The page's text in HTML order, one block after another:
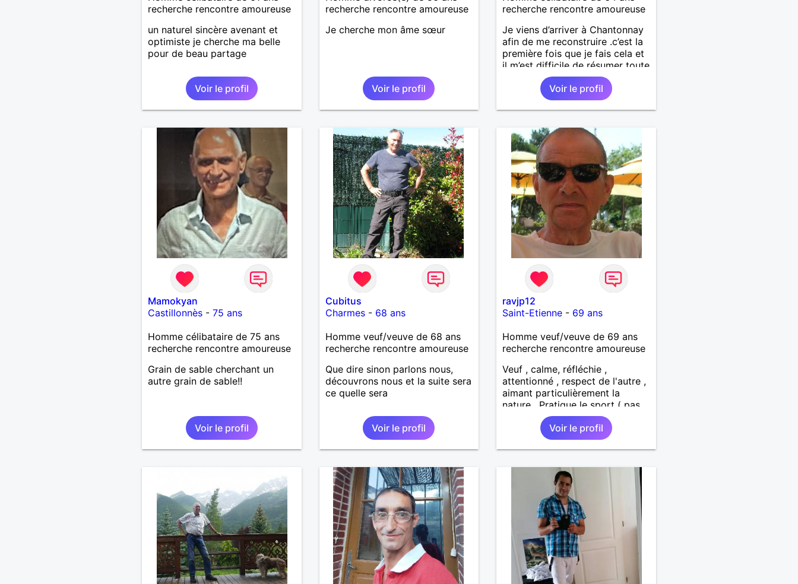
recherche rencontre amoureuse
un naturel sincère avenant et
optimiste je cherche ma belle
pour de beau partage
Voir le profil
recherche rencontre amoureuse
Je cherche mon âme sœur
Voir le profil
recherche rencontre amoureuse
Je viens d’arriver à Chantonnay
afin de me reconstruire .c’est la
première fois que je fais cela et
il m’est difficile de résumer toute
une vie.je suis à la retraite et
aujourd’hui c’est mon
anniversaire !J’aimerais
rencontrer quelqu’un qui partage
quelqu’un un être humain
Voir le profil
Mamokyan
Castillonnès- 75 ans
Homme célibataire de 75 ans
recherche rencontre amoureuse
Grain de sable cherchant un
autre grain de sable!!
Voir le profil
Cubitus
Charmes- 68 ans
Homme veuf/veuve de 68 ans
recherche rencontre amoureuse
Que dire sinon parlons nous,
découvrons nous et la suite sera
ce quelle sera
Voir le profil
ravjp12
Saint-Etienne - 69 ans
Homme veuf/veuve de 69 ans
recherche rencontre amoureuse
Veuf , calme, réfléchie ,
attentionné , respect de l'autre ,
aimant particulièrement la
nature . Pratique le sport ( pas
dans une salle) et la randonnée.
Recherche personne (50 km
environ autour de saint étienne)
pour finir le reste de ma vie ,
harmonie et confiance.
Voir le profil